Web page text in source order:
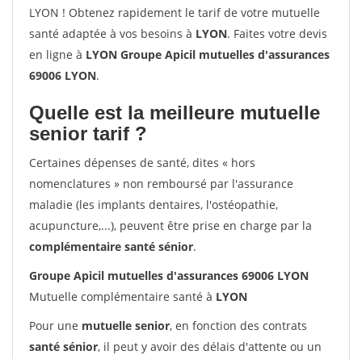
LYON ! Obtenez rapidement le tarif de votre mutuelle
santé adaptée à vos besoins à LYON. Faites votre devis
en ligne à LYON Groupe Apicil mutuelles d'assurances
69006 LYON.
Quelle est la meilleure mutuelle
senior tarif ?
Certaines dépenses de santé, dites « hors
nomenclatures » non remboursé par l'assurance
maladie (les implants dentaires, l'ostéopathie,
acupuncture,...), peuvent être prise en charge par la
complémentaire santé sénior.
Groupe Apicil mutuelles d'assurances 69006 LYON
Mutuelle complémentaire santé à LYON
Pour une mutuelle senior, en fonction des contrats
santé sénior, il peut y avoir des délais d'attente ou un